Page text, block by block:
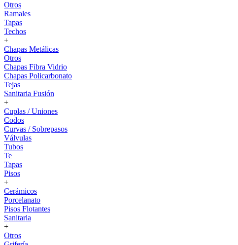
Otros
Ramales
Tapas
Techos
+
Chapas Metálicas
Otros
Chapas Fibra Vidrio
Chapas Policarbonato
Tejas
Sanitaria Fusión
+
Cuplas / Uniones
Codos
Curvas / Sobrepasos
Válvulas
Tubos
Te
Tapas
Pisos
+
Cerámicos
Porcelanato
Pisos Flotantes
Sanitaria
+
Otros